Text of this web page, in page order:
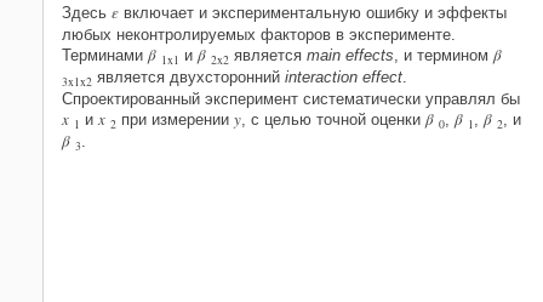
Здесь ε включает и экспериментальную ошибку и эффекты
любых неконтролируемых факторов в эксперименте.
Терминами β 1x1 и β 2x2 является main effects, и термином β
3x1x2 является двухсторонний interaction effect.
Спроектированный эксперимент систематически управлял бы
x 1 иx 2 при измерении y, с целью точной оценки β 0, β 1, β 2, и
β 3.